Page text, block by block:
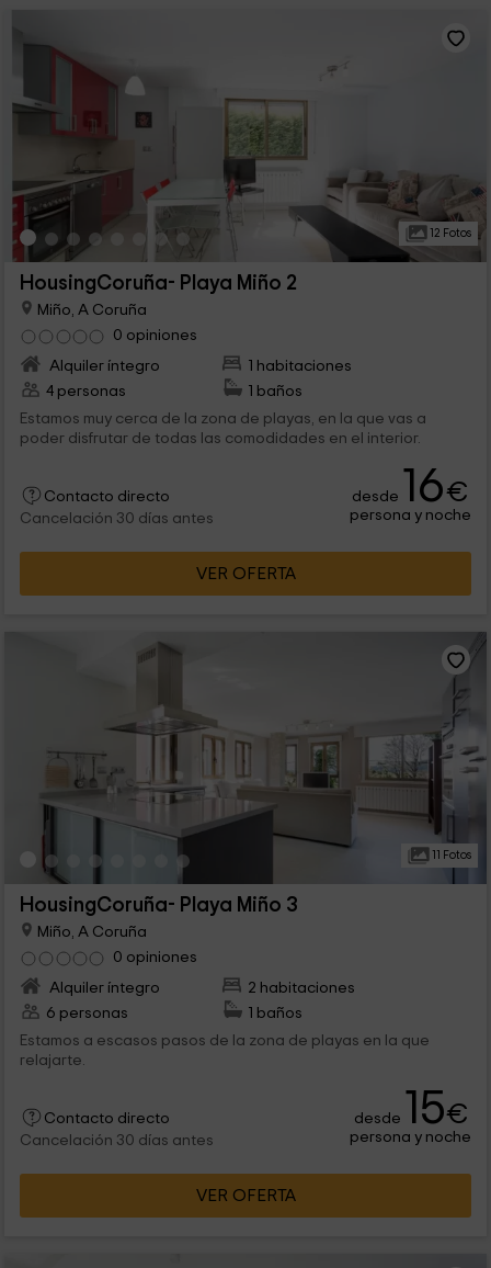
12 Fotos
HousingCoruña- Playa Miño 2
Miño, A Coruña
0 opiniones
Alquiler íntegro
1 habitaciones
4 personas
1 baños
Estamos muy cerca de la zona de playas, en la que vas a
poder disfrutar de todas las comodidades en el interior.
Contacto directo
Cancelación 30 días antes
desde 16€
persona y noche
VER OFERTA
11 Fotos
HousingCoruña- Playa Miño 3
Miño, A Coruña
0 opiniones
Alquiler íntegro
2 habitaciones
6 personas
1 baños
Estamos a escasos pasos de la zona de playas en la que
relajarte.
Contacto directo
Cancelación 30 días antes
desde 15€
persona y noche
VER OFERTA